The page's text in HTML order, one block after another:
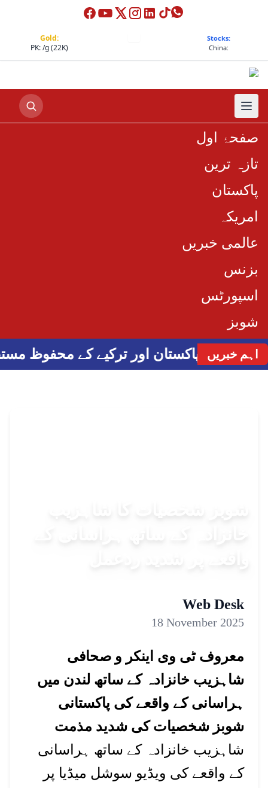
Gold:
PK:/g (22K)
Stocks:
China:
صفحۂ اول
تازہ ترین
پاکستان
امریکہ
عالمی خبریں
بزنس
اسپورٹس
شوبز
اہم خبریںپاکستان اور ترکیے کے محفوظ
Web Desk
18 November 2025
معروف ٹی وی اینکر و صحافی
شاہزیب خانزادہ کے ساتھ لندن میں
ہراسانی کے واقعے کی پاکستانی
شوبز شخصیات کی شدید مذمت
شاہزیب خانزادہ کے ساتھ ہراسانی
کے واقعے کی ویڈیو سوشل میڈیا پر